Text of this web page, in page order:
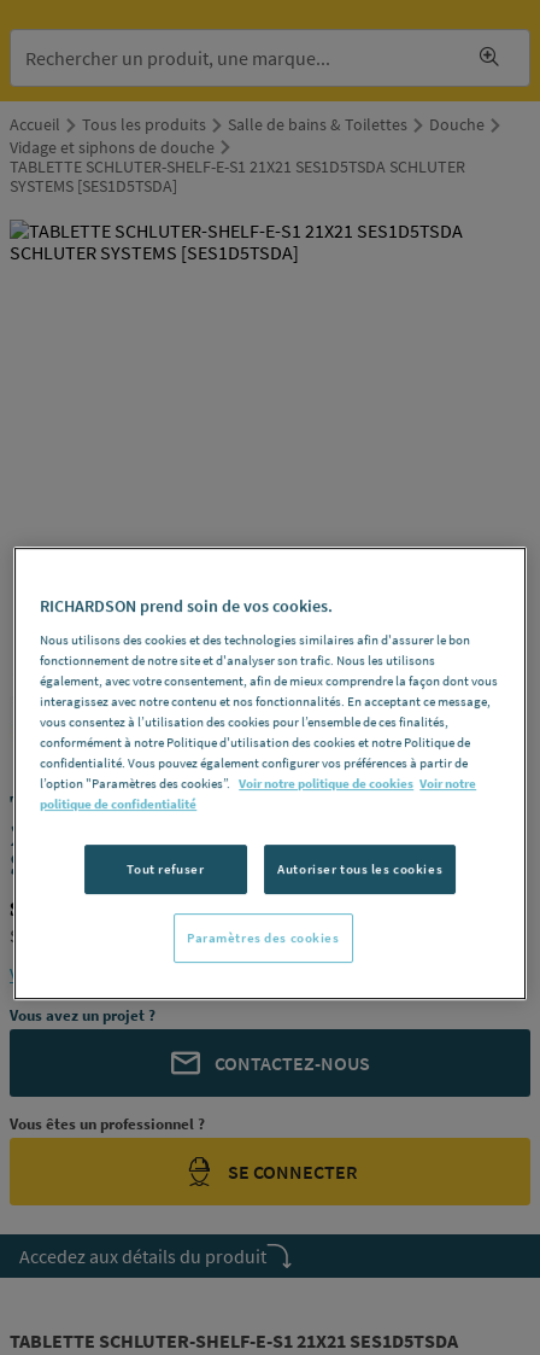
Accueil Tous les produits Salle de bains & Toilettes
Douche
Vidage et siphons de douche
TABLETTE SCHLUTER-SHELF-E-S1 21X21 SES1D5TSDA SCHLUTER
SYSTEMS [SES1D5TSDA]
SCHLUTER REF : 228HZ
TABLETTE SCHLUTER-SHELF-E-S1
21X21 SES1D5TSDA SCHLUTER
SYSTEMS [SES1D5TSDA]
SCHLUTER SES1D5TSDA
SCHLUTER SYSTEMS [SES1D5TSDA]
Voir la description complète
Vous avez un projet ?
CONTACTEZ-NOUS
Vous êtes un professionnel ?
SE CONNECTER
Accedez aux détails du produit
TABLETTE SCHLUTER-SHELF-E-S1 21X21 SES1D5TSDA
RICHARDSON prend soin de vos cookies.
Nous utilisons des cookies et des technologies similaires afin d'assurer le bon
fonctionnement de notre site et d'analyser son trafic. Nous les utilisons
également, avec votre consentement, afin de mieux comprendre la façon dont vous
interagissez avec notre contenu et nos fonctionnalités. En acceptant ce message,
vous consentez à l’utilisation des cookies pour l’ensemble de ces finalités,
conformément à notre Politique d'utilisation des cookies et notre Politique de
confidentialité. Vous pouvez également configurer vos préférences à partir de
l’option "Paramètres des cookies”. Voir notre politique de cookies Voir notre
politique de confidentialité
Tout refuser Autoriser tous les cookies
Paramètres des cookies